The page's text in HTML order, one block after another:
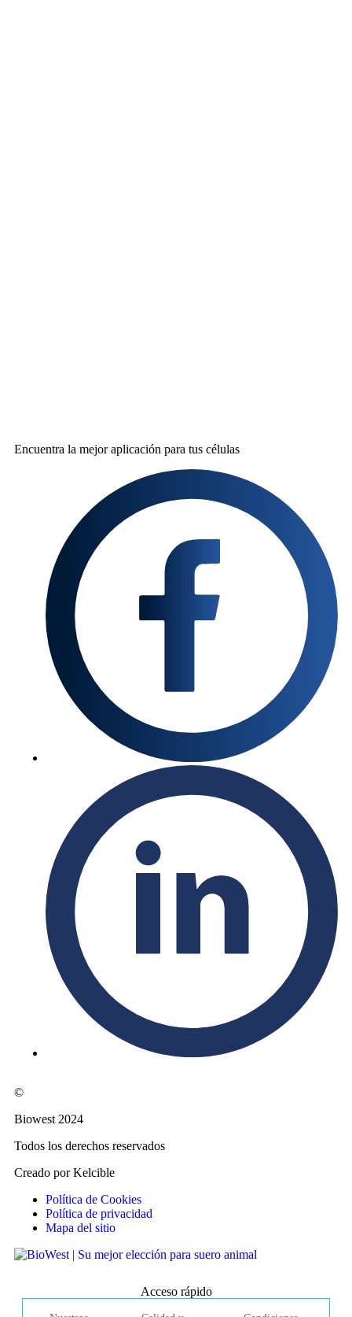
Encuentra la mejoraplicación para tus células
©
Biowest 2024
Todos los derechos reservados
Creado por Kelcible
Política de Cookies
Política de privacidad
Mapa del sitio
Acceso rápido